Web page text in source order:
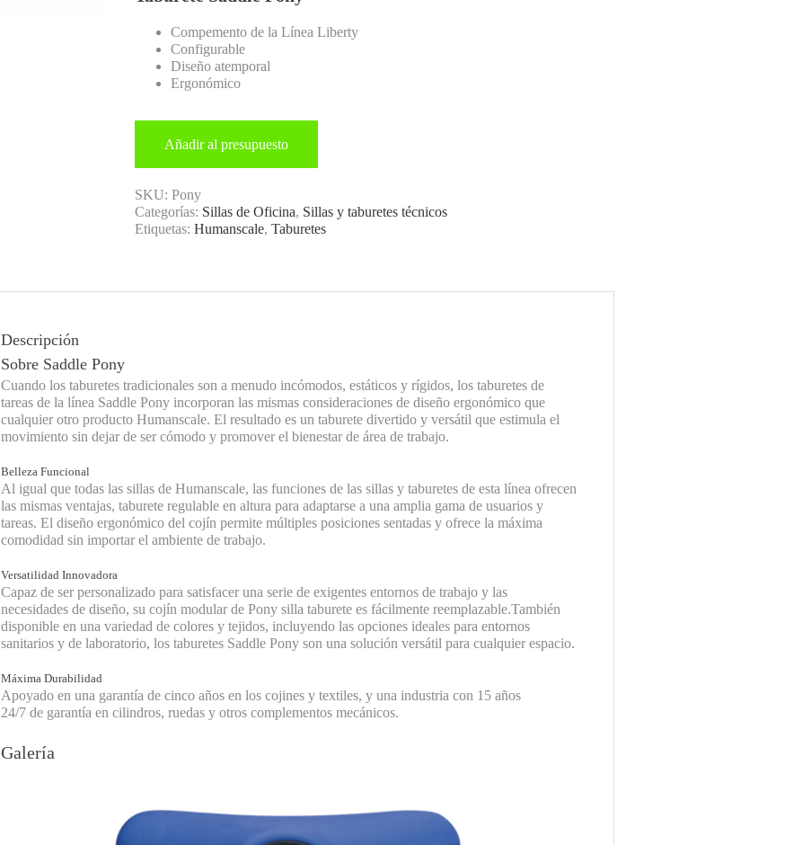
Compemento de la Línea Liberty
Configurable
Diseño atemporal
Ergonómico
Añadir al presupuesto
SKU:Pony
Categorías: Sillas de Oficina, Sillas y taburetes técnicos
Etiquetas:Humanscale,Taburetes
Descripción
Sobre Saddle Pony
Cuando los taburetes tradicionales son a menudo incómodos, estáticos y rígidos, los taburetes de
tareas de la línea Saddle Pony incorporan las mismas consideraciones de diseño ergonómico que
cualquier otro producto Humanscale. El resultado es un taburete divertido y versátil que estimula el
movimiento sin dejar de ser cómodo y promover el bienestar de área de trabajo.
Belleza Funcional
Al igual que todas las sillas de Humanscale, las funciones de las sillas y taburetes de esta línea ofrecen
las mismas ventajas, taburete regulable en altura para adaptarse a una amplia gama de usuarios y
tareas. El diseño ergonómico del cojín permite múltiples posiciones sentadas y ofrece la máxima
comodidad sin importar el ambiente de trabajo.
Versatilidad Innovadora
Capaz de ser personalizado para satisfacer una serie de exigentes entornos de trabajo y las
necesidades de diseño, su cojín modular de Pony silla taburete es fácilmente reemplazable.También
disponible en una variedad de colores y tejidos, incluyendo las opciones ideales para entornos
sanitarios y de laboratorio, los taburetes Saddle Pony son una solución versátil para cualquier espacio.
Máxima Durabilidad
Apoyado en una garantía de cinco años en los cojines y textiles, y una industria con 15 años
24/7 de garantía en cilindros, ruedas y otros complementos mecánicos.
Galería